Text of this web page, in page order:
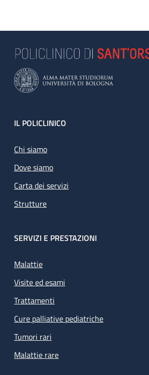
Footer
IL POLICLINICO
Chi siamo
Dove siamo
Carta dei servizi
Strutture
SERVIZI E PRESTAZIONI
Malattie
Visite ed esami
Trattamenti
Cure palliative pediatriche
Tumori rari
Malattie rare